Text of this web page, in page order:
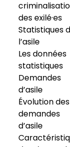
des exilé·es
Statistiques
l’asile
Les données
statistiques
Demandes
d’asile
Évolution des
demandes
d’asile